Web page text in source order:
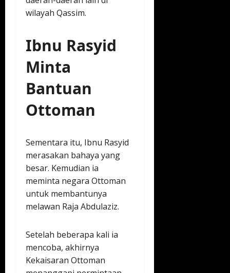
wilayah Qassim.
Ibnu Rasyid
Minta
Bantuan
Ottoman
Sementara itu, Ibnu Rasyid
merasakan bahaya yang
besar. Kemudian ia
meminta negara Ottoman
untuk membantunya
melawan Raja Abdulaziz.
Setelah beberapa kali ia
mencoba, akhirnya
Kekaisaran Ottoman